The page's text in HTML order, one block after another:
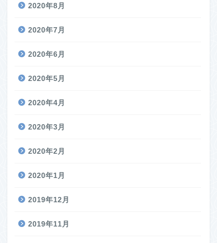
2020年8月
2020年7月
2020年6月
2020年5月
2020年4月
2020年3月
2020年2月
2020年1月
2019年12月
2019年11月